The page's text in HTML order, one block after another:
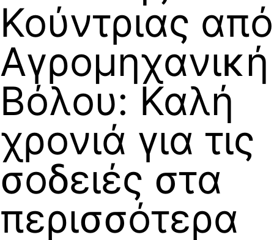
Κούντριας από
Αγρομηχανική
Βόλου: Καλή
χρονιά για τις
σοδειές στα
περισσότερα